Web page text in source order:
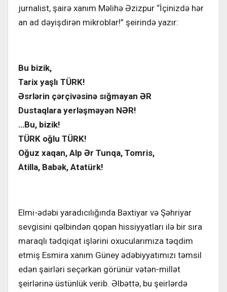
jurnalist, şairə xanım Məlihə Əzizpur “İçinizdə hər
an ad dəyişdirən mikroblar!” şeirində yazır:
Bu bizik,
Tarix yaşlı TÜRK!
Əsrlərin çərçivəsinə sığmayan ƏR
Dustaqlara yerləşməyən NƏR!
…Bu, bizik!
TÜRK oğlu TÜRK!
Oğuz xaqan, Alp Ər Tunqa, Tomris,
Atilla, Babək, Atatürk!
Elmi-ədəbi yaradıcılığında Bəxtiyar və Şəhriyar
sevgisini qəlbindən qopan hissiyyatları ilə bir sıra
maraqlı tədqiqat işlərini oxucularımıza təqdim
etmiş Esmira xanım Güney ədəbiyyatımızı təmsil
edən şairləri seçərkən görünür vətən-millət
şeirlərinə üstünlük verib. Əlbəttə, bu şeirlərdə